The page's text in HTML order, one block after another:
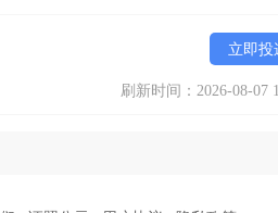
立即投
刷新时间：2026-08-07